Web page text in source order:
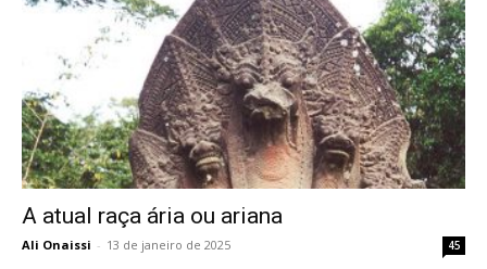
A atual raça ária ou ariana
Ali Onaissi - 13 de janeiro de 2025 45